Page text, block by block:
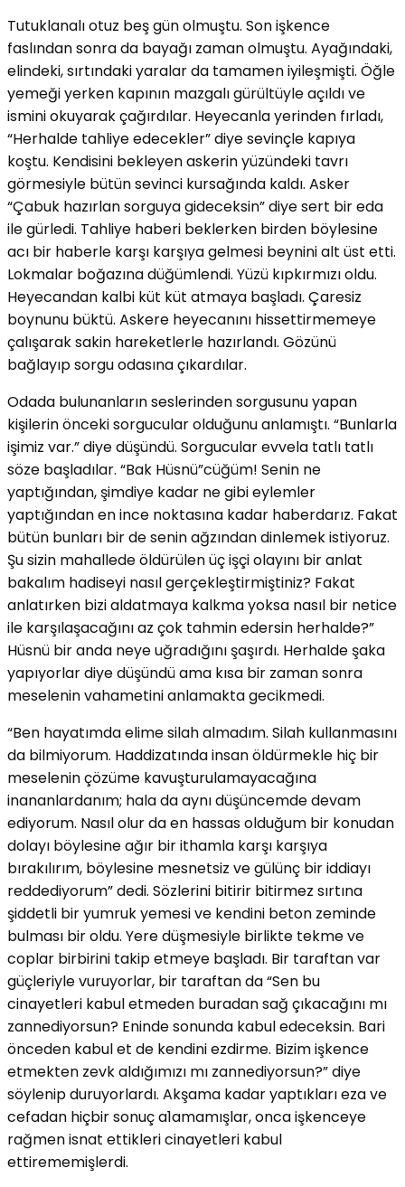
Tutuklanalı otuz beş gün olmuştu. Son işkence
faslından sonra da bayağı zaman olmuştu. Ayağındaki,
elindeki, sırtındaki yaralar da tamamen iyileşmişti. Öğle
yemeği yerken kapının mazgalı gürültüyle açıldı ve
ismini okuyarak çağırdılar. Heyecanla yerinden fırladı,
“Herhalde tahliye edecekler” diye sevinçle kapıya
koştu. Kendisini bekleyen askerin yüzündeki tavrı
görmesiyle bütün sevinci kursağında kaldı. Asker
“Çabuk hazırlan sorguya gideceksin” diye sert bir eda
ile gürledi. Tahliye haberi beklerken birden böylesine
acı bir haberle karşı karşıya gelmesi beynini alt üst etti.
Lokmalar boğazına düğümlendi. Yüzü kıpkırmızı oldu.
Heyecandan kalbi küt küt atmaya başladı. Çaresiz
boynunu büktü. Askere heyecanını hissettirmemeye
çalışarak sakin hareketlerle hazırlandı. Gözünü
bağlayıp sorgu odasına çıkardılar.
Odada bulunanların seslerinden sorgusunu yapan
kişilerin önceki sorgucular olduğunu anlamıştı. “Bunlarla
işimiz var.” diye düşündü. Sorgucular evvela tatlı tatlı
söze başladılar. “Bak Hüsnü”cüğüm! Senin ne
yaptığından, şimdiye kadar ne gibi eylemler
yaptığından en ince noktasına kadar haberdarız. Fakat
bütün bunları bir de senin ağzından dinlemek istiyoruz.
Şu sizin mahallede öldürülen üç işçi olayını bir anlat
bakalım hadiseyi nasıl gerçekleştirmiştiniz? Fakat
anlatırken bizi aldatmaya kalkma yoksa nasıl bir netice
ile karşılaşacağını az çok tahmin edersin herhalde?”
Hüsnü bir anda neye uğradığını şaşırdı. Herhalde şaka
yapıyorlar diye düşündü ama kısa bir zaman sonra
meselenin vahametini anlamakta gecikmedi.
“Ben hayatımda elime silah almadım. Silah kullanmasını
da bilmiyorum. Haddizatında insan öldürmekle hiç bir
meselenin çözüme kavuşturulamayacağına
inananlardanım; hala da aynı düşüncemde devam
ediyorum. Nasıl olur da en hassas olduğum bir konudan
dolayı böylesine ağır bir ithamla karşı karşıya
bırakılırım, böylesine mesnetsiz ve gülünç bir iddiayı
reddediyorum” dedi. Sözlerini bitirir bitirmez sırtına
şiddetli bir yumruk yemesi ve kendini beton zeminde
bulması bir oldu. Yere düşmesiyle birlikte tekme ve
coplar birbirini takip etmeye başladı. Bir taraftan var
güçleriyle vuruyorlar, bir taraftan da “Sen bu
cinayetleri kabul etmeden buradan sağ çıkacağını mı
zannediyorsun? Eninde sonunda kabul edeceksin. Bari
önceden kabul et de kendini ezdirme. Bizim işkence
etmekten zevk aldığımızı mı zannediyorsun?” diye
söylenip duruyorlardı. Akşama kadar yaptıkları eza ve
cefadan hiçbir sonuç a1amamışlar, onca işkenceye
rağmen isnat ettikleri cinayetleri kabul
ettirememişlerdi.